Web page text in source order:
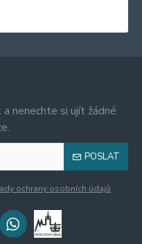
nenechte si ujít žádné
POSLAT
ochrany osobních údajů